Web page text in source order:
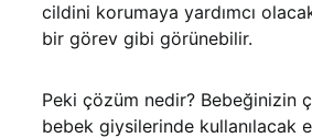
cildini korumaya yardımcı
bir görev gibi görünebilir.
Peki çözüm nedir? Bebeğinizin
bebek giysilerinde kullanılacak